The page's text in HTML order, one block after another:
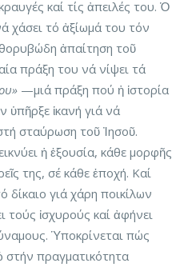
καί τίς ἀπειλές του. Ὁ
χάσει τό ἀξίωμά του τόν
ἀπαίτηση τοῦ
πράξη του νά νίψει τά
—μιά πράξη πού ἡ ἱστορία
ὑπῆρξε ἱκανή γιά νά
σταύρωση τοῦ Ἰησοῦ.
ἡ ἐξουσία, κάθε μορφῆς
της, σέ κάθε ἐποχή. Καί
δίκαιο γιά χάρη ποικίλων
ἰσχυρούς καί ἀφήνει
Ὑποκρίνεται πώς
στήν πραγματικότητα